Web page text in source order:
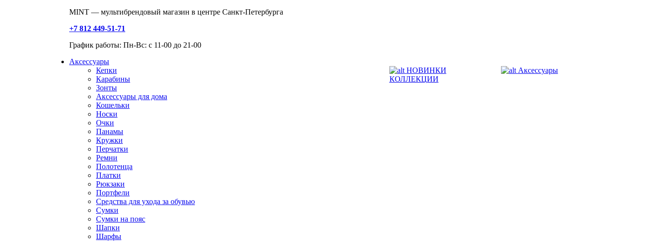
MINT — мультибрендовый магазин в центре Санкт-Петербурга
+7 812 449-51-71
График работы: Пн-Вс: с 11-00 до 21-00
Аксессуары
Кепки
Карабины
Зонты
Аксессуары для дома
Кошельки
Носки
Очки
Панамы
Кружки
Перчатки
Ремни
Полотенца
Платки
Рюкзаки
Портфели
Средства для ухода за обувью
Сумки
Сумки на пояс
Шапки
Шарфы
НОВИНКИ
КОЛЛЕКЦИИ
Аксессуары